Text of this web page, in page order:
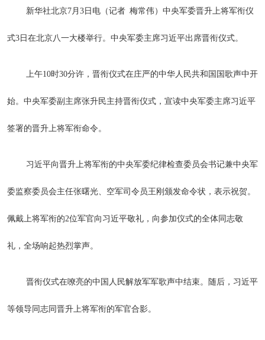
新华社北京7月3日电（记者 梅常伟）中央军委晋升上将军衔仪
式3日在北京八一大楼举行。中央军委主席习近平出席晋衔仪式。
上午10时30分许，晋衔仪式在庄严的中华人民共和国国歌声中开
始。中央军委副主席张升民主持晋衔仪式，宣读中央军委主席习近平
签署的晋升上将军衔命令。
习近平向晋升上将军衔的中央军委纪律检查委员会书记兼中央军
委监察委员会主任张曙光、空军司令员王刚颁发命令状，表示祝贺。
佩戴上将军衔的2位军官向习近平敬礼，向参加仪式的全体同志敬
礼，全场响起热烈掌声。
晋衔仪式在嘹亮的中国人民解放军军歌声中结束。随后，习近平
等领导同志同晋升上将军衔的军官合影。